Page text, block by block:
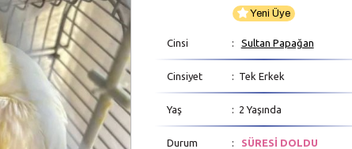
Yeni Üye
Cinsi : Sultan Papağan
Cinsiyet : Tek Erkek
Yaş : 2 Yaşında
Durum : SÜRESİ DOLDU